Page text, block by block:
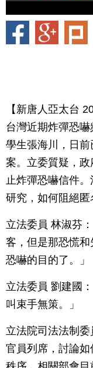
【新唐人亞太台
台灣近期炸彈恐
學生張海川，日
案。立委質疑，
止炸彈恐嚇信件
研究，如何阻絕匿
立法委員 林淑芬
客，但是那恐慌
恐嚇的目的了。」
立法委員 劉建國
叫束手無策。」
立法院司法法制
官員列席，討論